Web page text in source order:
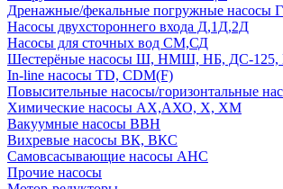
Дренажные/фекальные погружные
Насосы двухстороннего входа Д,1Д,2Д
Насосы для сточных вод СМ,СД
Шестерёные насосы Ш, НМШ, НБ, ДС-125,
In-line насосы TD, CDM(F)
Повысительные насосы/горизонтальные
Химические насосы АХ,АХО, Х, ХМ
Вакуумные насосы ВВН
Вихревые насосы ВК, ВКС
Самовсасывающие насосы АНС
Прочие насосы